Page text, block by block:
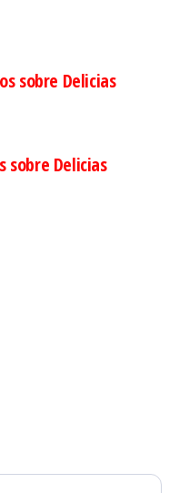
sobre Delicias
sobre Delicias